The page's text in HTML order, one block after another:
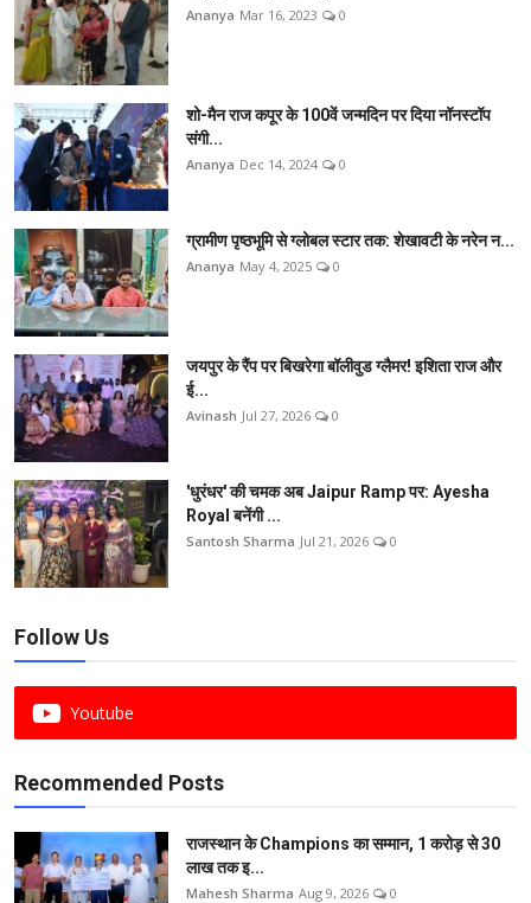
Ananya Mar 16, 2023 0
शो-मैन राज कपूर के 100वें जन्मदिन पर दिया नॉनस्टॉप
संगी...
Ananya Dec 14, 2024 0
ग्रामीण पृष्ठभूमि से ग्लोबल स्टार तक: शेखावटी के नरेन न...
Ananya May 4, 2025 0
जयपुर के रैंप पर बिखरेगा बॉलीवुड ग्लैमर! इशिता राज और
ई...
Avinash Jul 27, 2026 0
'धुरंधर' की चमक अब Jaipur Ramp पर: Ayesha
Royal बनेंगी ...
Santosh Sharma Jul 21, 2026 0
Follow Us
Youtube
Recommended Posts
राजस्थान के Champions का सम्मान, 1 करोड़ से 30
लाख तक इ...
Mahesh Sharma Aug 9, 2026 0